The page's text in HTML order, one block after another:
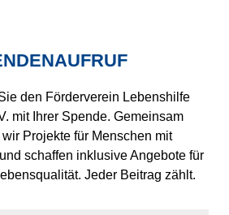
den Förderverein Lebenshilfe
mit Ihrer Spende. Gemeinsam
Projekte für Menschen mit
schaffen inklusive Angebote für
Jeder Beitrag zählt.